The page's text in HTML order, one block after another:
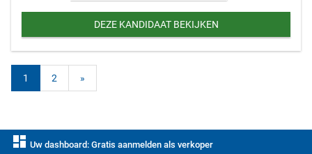
DEZE KANDIDAAT BEKIJKEN
1 2 »
dashboard Uw dashboard: Gratis aanmelden als verkoper